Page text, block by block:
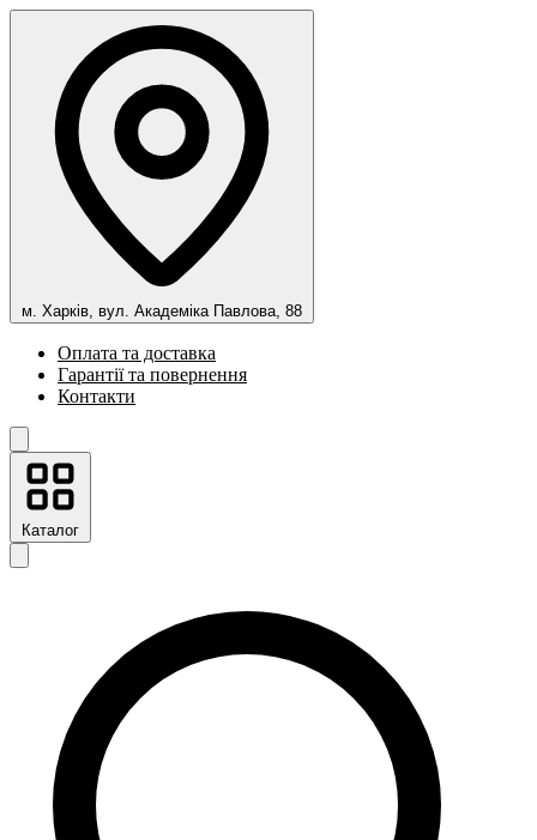
м. Харків, вул. Академіка Павлова, 88
Оплата та доставка
Гарантії та повернення
Контакти
Каталог